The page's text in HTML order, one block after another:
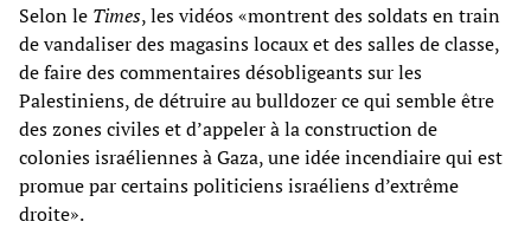
Selon le Times, les vidéos «montrent des soldats en train
de vandaliser des magasins locaux et des salles de classe,
de faire des commentaires désobligeants sur les
Palestiniens, de détruire au bulldozer ce qui semble être
des zones civiles et d’appeler à la construction de
colonies israéliennes à Gaza, une idée incendiaire qui est
promue par certains politiciens israéliens d’extrême
droite».